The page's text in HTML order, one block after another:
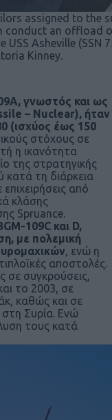
assigned to the
conduct an offload
Asheville (SSN
Kinney.
γνωστός και ως
– Nuclear), ήταν
(ισχύος έως 150
στόχους σε
η ικανότητα
της στρατηγικής
κατά τη διάρκεια
από
κλάσης
Spruance.
109C και D,
με πολεμική
, ενώ η
αποστολές.
σε συγκρούσεις,
το 2003, σε
καθώς και σε
στη Συρία. Ενώ
τους κατά